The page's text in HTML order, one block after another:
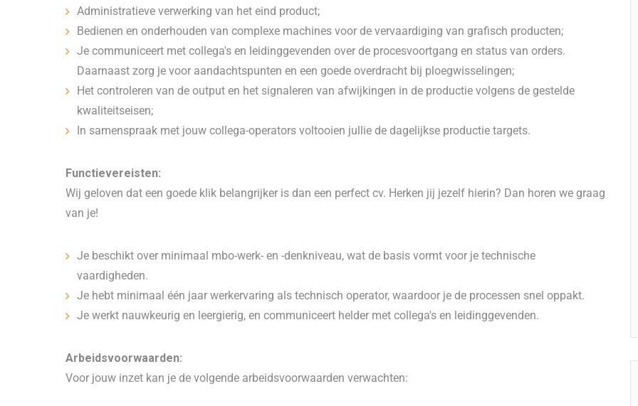
Administratieve verwerking van het eind product;
Bedienen en onderhouden van complexe machines voor de vervaardiging van grafisch producten;
Je communiceert met collega's en leidinggevenden over de procesvoortgang en status van orders.
Daarnaast zorg je voor aandachtspunten en een goede overdracht bij ploegwisselingen;
Het controleren van de output en het signaleren van afwijkingen in de productie volgens de gestelde
kwaliteitseisen;
In samenspraak met jouw collega-operators voltooien jullie de dagelijkse productie targets.
Functievereisten:
Wij geloven dat een goede klik belangrijker is dan een perfect cv. Herken jij jezelf hierin? Dan horen we graag
van je!
Je beschikt over minimaal mbo-werk- en -denkniveau, wat de basis vormt voor je technische
vaardigheden.
Je hebt minimaal één jaar werkervaring als technisch operator, waardoor je de processen snel oppakt.
Je werkt nauwkeurig en leergierig, en communiceert helder met collega's en leidinggevenden.
Arbeidsvoorwaarden:
Voor jouw inzet kan je de volgende arbeidsvoorwaarden verwachten: